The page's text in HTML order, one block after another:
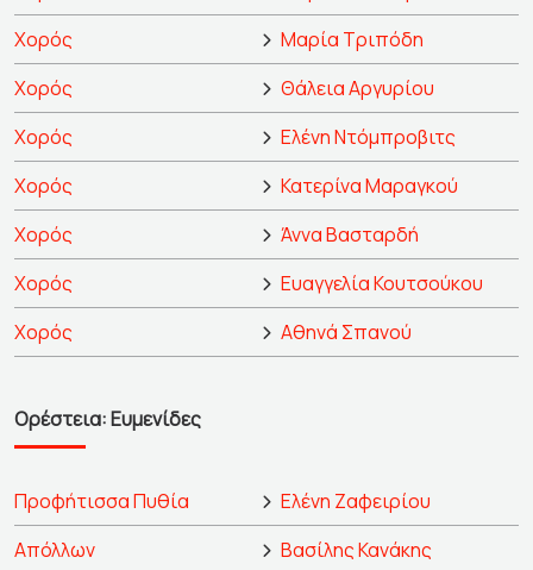
Χορός
Μαρία Τριπόδη
Χορός
Θάλεια Αργυρίου
Χορός
Ελένη Ντόμπροβιτς
Χορός
Κατερίνα Μαραγκού
Χορός
Άννα Βασταρδή
Χορός
Ευαγγελία Κουτσούκου
Χορός
Αθηνά Σπανού
Ορέστεια: Ευμενίδες
Προφήτισσα Πυθία
Ελένη Ζαφειρίου
Απόλλων
Βασίλης Κανάκης